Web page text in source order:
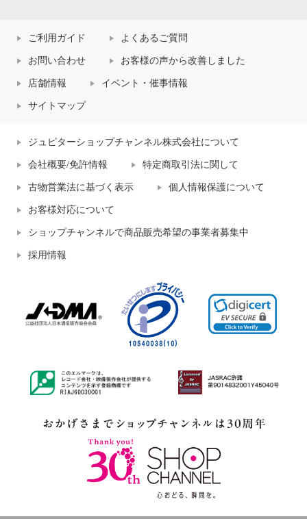
ご利用ガイド よくあるご質問
お問い合わせ お客様の声から改善しました
店舗情報 イベント・催事情報
サイトマップ
ジュピターショップチャンネル株式会社について
会社概要/免許情報 特定商取引法に関して
古物営業法に基づく表示 個人情報保護について
お客様対応について
ショップチャンネルで商品販売希望の事業者募集中
採用情報